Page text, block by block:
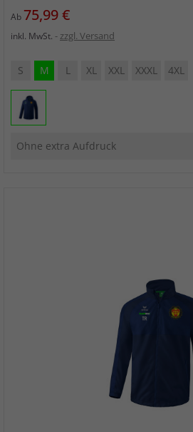
Ab Preis
75,99 €
inkl. MwSt. zzgl. Versand
S M L XL XXL XXXL 4XL